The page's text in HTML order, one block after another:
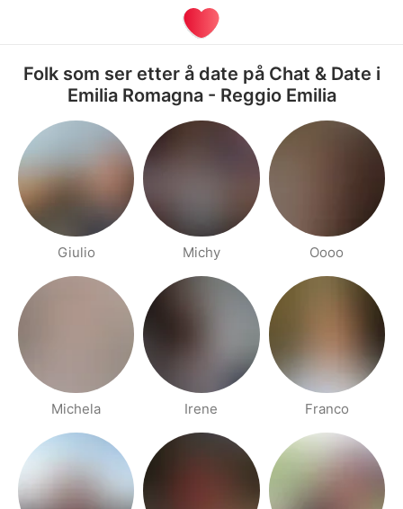
Folk som ser etter å date på Chat & Date i
Emilia Romagna - Reggio Emilia
Giulio Michy Oooo
Michela Irene Franco